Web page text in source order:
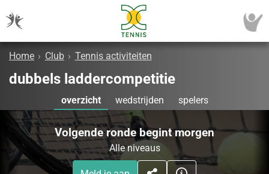
Home › Club › Tennis activiteiten
dubbels laddercompetitie
overzicht wedstrijden spelers
Volgende ronde begint morgen
Alle niveaus